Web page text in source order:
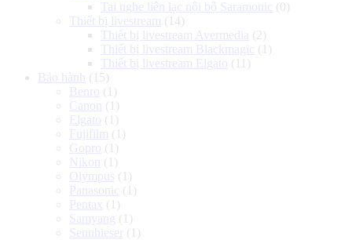
Tai nghe liên lạc nội bộ Saramonic (0)
Thiết bị livestream (14)
Thiết bị livestream Avermedia (2)
Thiết bị livestream Blackmagic (1)
Thiết bị livestream Elgato (11)
Bảo hành
(15)
Benro (1)
Canon
(1)
Elgato (1)
Fujifilm (1)
Gopro (1)
Nikon
(1)
Olympus (1)
Panasonic (1)
Pentax (1)
Samyang (1)
Sennhieser
(1)